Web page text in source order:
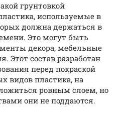
грунтовкой
используемые в
должна держаться в
Это могут быть
декора, мебельные
Этот состав разработан
перед покраской
видов пластика, на
ровным слоем, но
они не поддаются.